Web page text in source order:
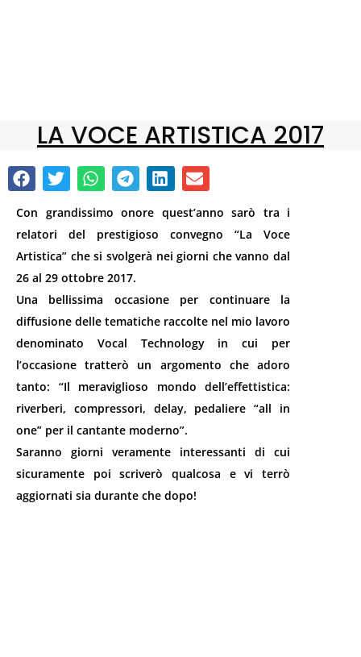
LA VOCE ARTISTICA 2017
Con grandissimo onore quest’anno sarò tra i
relatori del prestigioso convegno “La Voce
Artistica” che si svolgerà nei giorni che vanno dal
26 al 29 ottobre 2017.
Una bellissima occasione per continuare la
diffusione delle tematiche raccolte nel mio lavoro
denominato Vocal Technology in cui per
l’occasione tratterò un argomento che adoro
tanto: “Il meraviglioso mondo dell’effettistica:
riverberi, compressori, delay, pedaliere “all in
one” per il cantante moderno”.
Saranno giorni veramente interessanti di cui
sicuramente poi scriverò qualcosa e vi terrò
aggiornati sia durante che dopo!